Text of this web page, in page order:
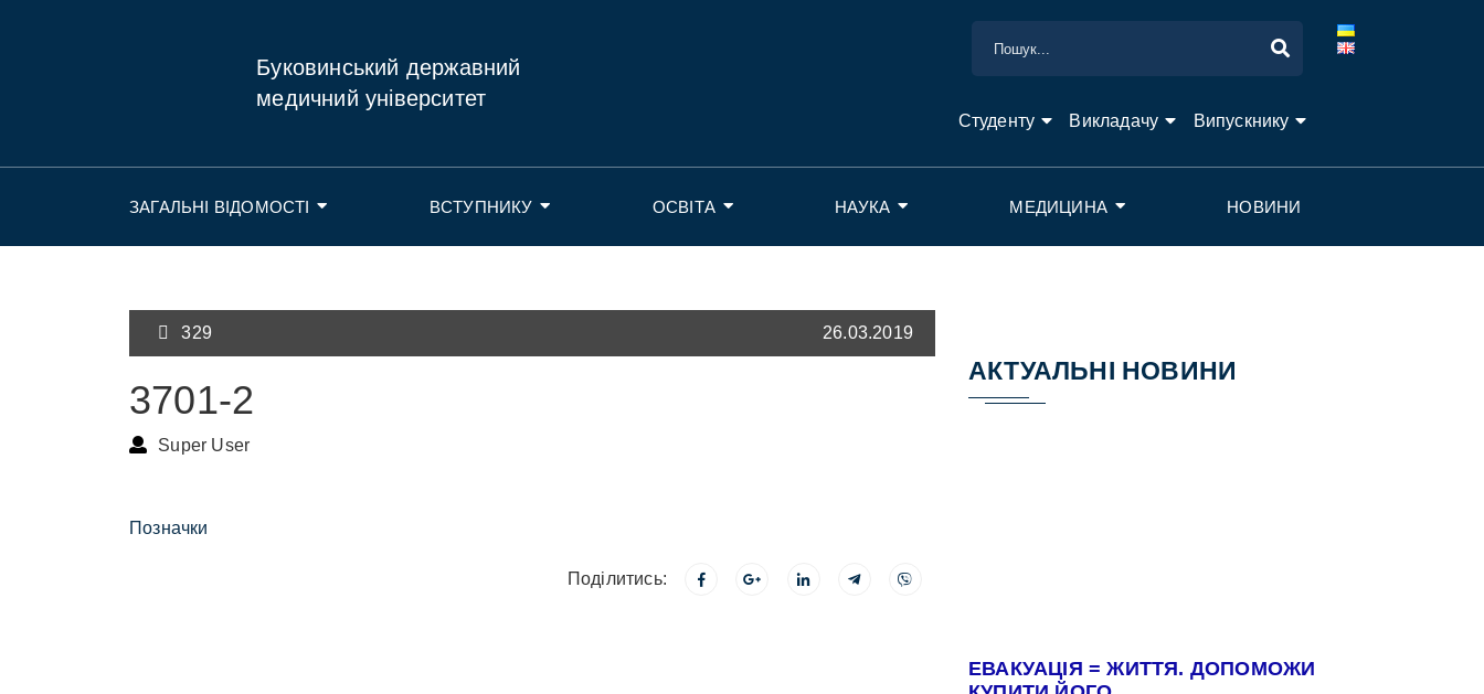
Буковинський державний
медичний університет
Студенту Викладачу Випускнику
ЗАГАЛЬНІ ВІДОМОСТІ ВСТУПНИКУ ОСВІТА НАУКА МЕДИЦИНА НОВИНИ
329 26.03.2019
3701-2
Super User
Позначки
Поділитись:
АКТУАЛЬНІ НОВИНИ
ЕВАКУАЦІЯ = ЖИТТЯ. ДОПОМОЖИ